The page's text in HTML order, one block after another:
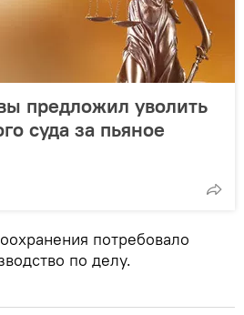
предложил уволить
суда за пьяное
потребовало
по делу.